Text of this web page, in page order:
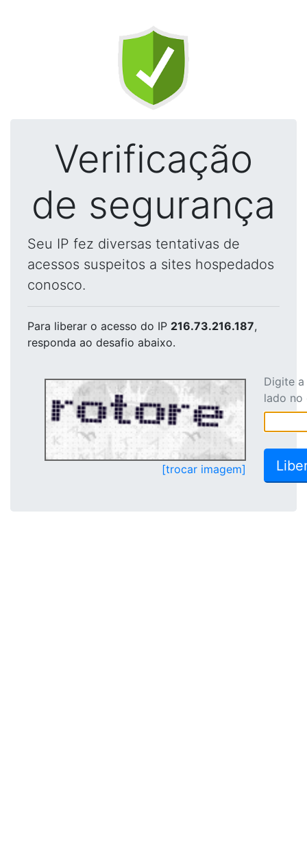
Verificação
de segurança
Seu IP fez diversas tentativas de
acessos suspeitos a sites hospedados
conosco.
Para liberar o acesso do IP 216.73.216.187,
responda ao desafio abaixo.
[trocar imagem]
Digite
lado no